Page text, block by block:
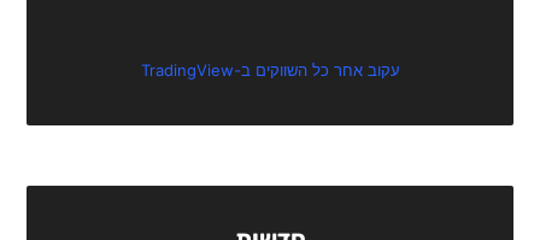
עקוב אחר כל השווקים ב-TradingView